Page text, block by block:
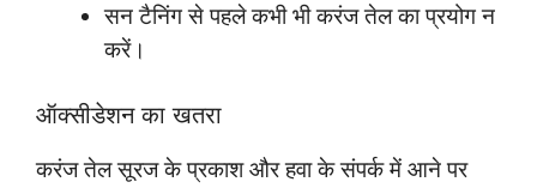
सन टैनिंग से पहले कभी भी करंज तेल का प्रयोग न
करें।
ऑक्सीडेशन का खतरा
करंज तेल सूरज के प्रकाश और हवा के संपर्क में आने पर